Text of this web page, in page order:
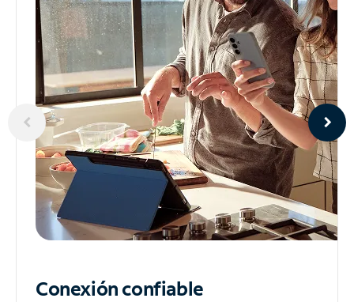
Conexión confiable